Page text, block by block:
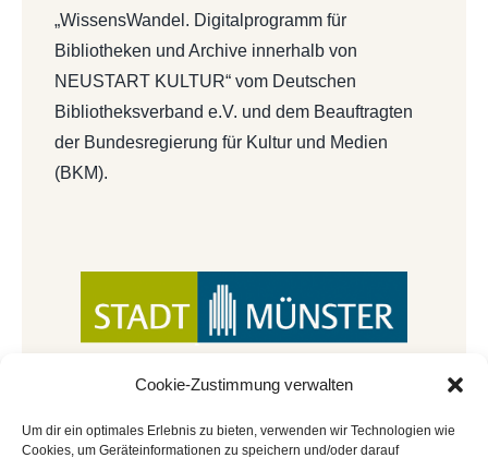
Cookie-Zustimmung verwalten
Um dir ein optimales Erlebnis zu bieten, verwenden wir Technologien wie
Cookies, um Geräteinformationen zu speichern und/oder darauf
„WissensWandel. Digitalprogramm für
Bibliotheken und Archive innerhalb von
NEUSTART KULTUR“ vom Deutschen
Bibliotheksverband e.V. und dem Beauftragten
der Bundesregierung für Kultur und Medien
(BKM).